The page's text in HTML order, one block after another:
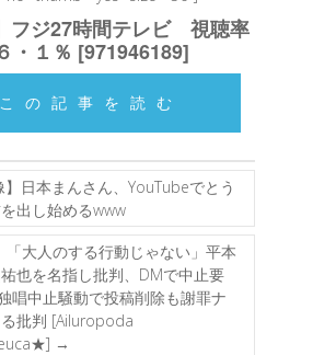
フジ27時間テレビ 視聴率
・１％ [971946189]
この記事を読む
】日本まんさん、YouTubeでとう
出し始めるwww
「大人のする行動じゃない」平本
也を名指し批判、DMで中止要
唱中止騒動で投稿削除も謝罪ナ
批判 [Ailuropoda
→